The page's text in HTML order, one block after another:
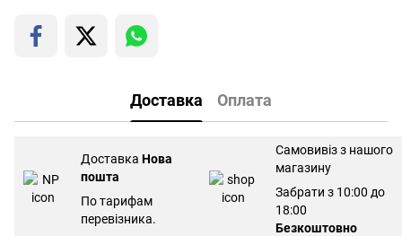
Доставка Оплата
Доставка Нова
пошта
По тарифам
перевізника.
Самовивіз з нашого
магазину
Забрати з 10:00 до
18:00
Безкоштовно